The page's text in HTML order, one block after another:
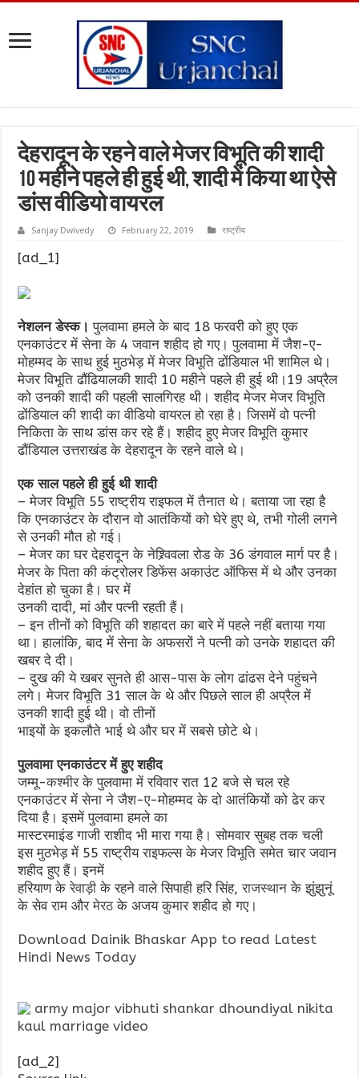
देहरादून के रहने वाले मेजर विभूति की शादी
10 महीने पहले ही हुई थी, शादी में किया था ऐसे
डांस वीडियो वायरल
Sanjay Dwivedy February 22, 2019 राष्ट्रीय
[ad_1]
नेशलन डेस्क। पुलवामा हमले के बाद 18 फरवरी को हुए एक
एनकाउंटर में सेना के 4 जवान शहीद हो गए। पुलवामा में जैश-ए-
मोहम्मद के साथ हुई मुठभेड़ में मेजर विभूतिढोंडियालभी शामिल थे।
मेजर विभूति ढौंढियालकी शादी 10 महीने पहले ही हुई थी।19 अप्रैल
को उनकी शादी की पहली सालगिरह थी। शहीद मेजर मेजर विभूति
ढोंडियाल की शादी का वीडियो वायरल हो रहा है। जिसमें वो पत्नी
निकिता के साथ डांस कर रहे हैं। शहीद हुए मेजर विभूति कुमार
ढौंडियाल उत्तराखंड के देहरादून के रहने वाले थे।
एक साल पहले ही हुई थी शादी
– मेजर विभूति 55 राष्ट्रीय राइफल में तैनात थे। बताया जा रहा है
कि एनकाउंटर के दौरान वो आतंकियों को घेरे हुए थे, तभी गोली लगने
से उनकी मौत हो गई।
– मेजर का घर देहरादून के नेश्र्विवला रोड के 36 डंगवाल मार्ग पर है।
मेजर के पिता की कंट्रोलर डिफेंस अकाउंट ऑफिस में थे और उनका
देहांत हो चुका है। घर में
उनकी दादी, मां और पत्नी रहती हैं।
– इन तीनों को विभूति की शहादत का बारे में पहले नहीं बताया गया
था। हालांकि, बाद में सेना के अफसरों ने पत्नी को उनके शहादत की
खबर दे दी।
– दुख की ये खबर सुनते ही आस-पास के लोग ढांढस देने पहुंचने
लगे। मेजर विभूति 31 साल के थे और पिछले साल ही अप्रैल में
उनकी शादी हुई थी। वो तीनों
भाइयों के इकलौते भाई थे और घर में सबसे छोटे थे।
पुलवामा एनकाउंटर में हुए शहीद
जम्मू-कश्मीरके पुलवामा में रविवार रात 12 बजे से चल रहे
एनकाउंटर में सेना ने जैश-ए-मोहम्मद के दो आतंकियों को ढेर कर
दिया है। इसमें पुलवामा हमले का
मास्टरमाइंड गाजी राशीद भी मारा गया है। सोमवार सुबह तक चली
इस मुठभेड़ में 55 राष्ट्रीय राइफल्स के मेजर विभूति समेत चार जवान
शहीद हुए हैं। इनमें
हरियाण केरेवाड़ी के रहने वाले सिपाही हरि सिंह,राजस्थान के झुंझुनूं
के सेव राम औरमेरठके अजय कुमार शहीद हो गए।
Download Dainik Bhaskar App to read Latest
Hindi News Today
army major vibhuti shankar dhoundiyal nikita
kaul marriage video
[ad_2]